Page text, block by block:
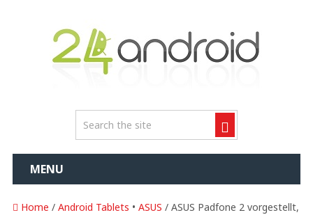
MENU
Home / Android Tablets • ASUS / ASUS Padfone 2 vorgestellt,